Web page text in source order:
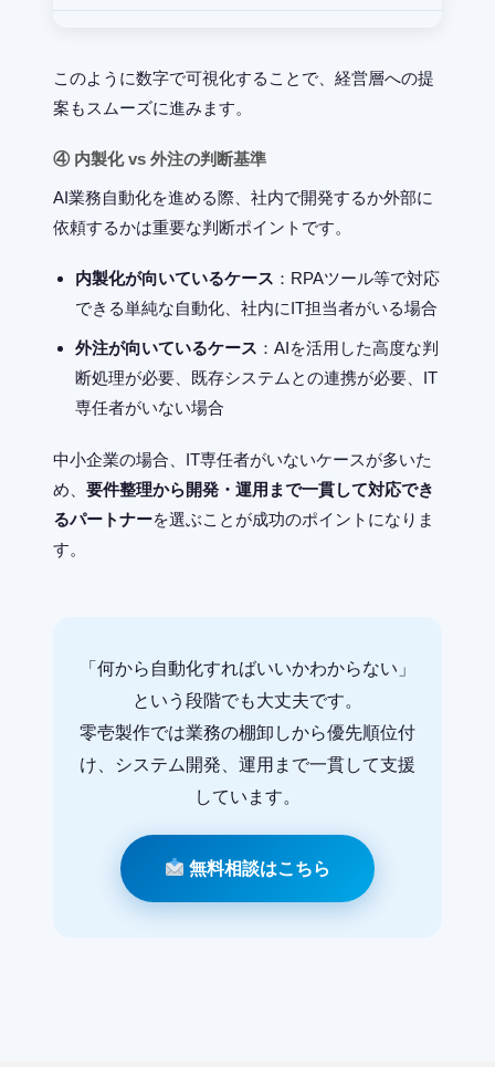
このように数字で可視化することで、経営層への提
案もスムーズに進みます。
④ 内製化 vs 外注の判断基準
AI業務自動化を進める際、社内で開発するか外部に
依頼するかは重要な判断ポイントです。
内製化が向いているケース ：RPAツール等で対応
できる単純な自動化、社内にIT担当者がいる場合
外注が向いているケース ：AIを活用した高度な判
断処理が必要、既存システムとの連携が必要、IT
専任者がいない場合
中小企業の場合、IT専任者がいないケースが多いた
め、 要件整理から開発・運用まで一貫して対応でき
るパートナーを選ぶことが成功のポイントになりま
す。
「何から自動化すればいいかわからない」
という段階でも大丈夫です。
零壱製作では業務の棚卸しから優先順位付
け、システム開発、運用まで一貫して支援
しています。
無料相談はこちら